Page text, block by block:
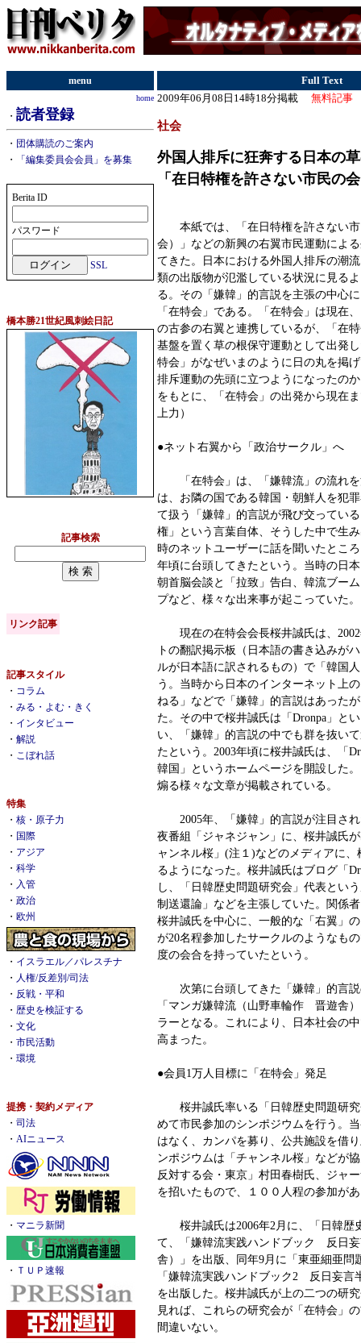
menu
home
・ 読者登録
・ 団体購読のご案内
・
「編集委員会会員」を募集
Berita ID
パスワード
SSL
橋本勝21世紀風刺絵日記
記事検索
リンク記事
記事スタイル
・ コラム
・ みる・よむ・きく
・ インタビュー
・ 解説
・ こぼれ話
特集
・ 核・原子力
・ 国際
・ アジア
・ 科学
・ 入管
・ 政治
・ 欧州
・ イスラエル／パレスチナ
・ 人権/反差別/司法
・ 反戦・平和
・ 歴史を検証する
・ 文化
・ 市民活動
・ 環境
提携・契約メディア
・ 司法
・ AIニュース
・ マニラ新聞
・ ＴＵＰ速報
Full Text
2009年06月08日14時18分掲載 無料記事
社会
外国人排斥に狂奔する日本の
「在日特権を許さない市民の
本紙では、「在日特権を許さない市
会）」などの新興の右翼市民運動によ
てきた。日本における外国人排斥の潮
類の出版物が氾濫している状況に見る
る。その「嫌韓」的言説を主張の中心
「在特会」である。「在特会」は現在
の古参の右翼と連携しているが、「在
基盤を置く草の根保守運動として出発
特会」がなぜいまのように日の丸を掲
排斥運動の先頭に立つようになったの
をもとに、「在特会」の出発から現在
上力）
●ネット右翼から「政治サークル」へ
「在特会」は、「嫌韓流」の流れを
は、お隣の国である韓国・朝鮮人を犯
て扱う「嫌韓」的言説が飛び交ってい
権」という言葉自体、そうした中で生
時のネットユーザーに話を聞いたとこ
年頃に台頭してきたという。当時の日
朝首脳会談と「拉致」告白、韓流ブー
プなど、様々な出来事が起こっていた。
現在の在特会会長桜井誠氏は、2002
トの翻訳掲示板（日本語の書き込みが
ルが日本語に訳されるもの）で「韓国
う。当時から日本のインターネット上
ねる」などで「嫌韓」的言説はあった
た。その中で桜井誠氏は「Dronpa」と
い、「嫌韓」的言説の中でも群を抜い
たという。2003年頃に桜井誠氏は、「
韓国」というホームページを開設した
煽る様々な文章が掲載されている。
2005年、「嫌韓」的言説が注目され
夜番組「ジャネジャン」に、桜井誠氏
ャンネル桜」(注１)などのメディアに
るようになった。桜井誠氏はブログ「
し、「日韓歴史問題研究会」代表とい
制送還論」などを主張していた。関係
桜井誠氏を中心に、一般的な「右翼」
が20名程参加したサークルのようなも
度の会合を持っていたという。
次第に台頭してきた「嫌韓」的言説
「マンガ嫌韓流（山野車輪作 晋遊舎
ラーとなる。これにより、日本社会の
高まった。
●会員1万人目標に「在特会」発足
桜井誠氏率いる「日韓歴史問題研究
めて市民参加のシンポジウムを行う。
はなく、カンパを募り、公共施設を借
ンポジウムは「チャンネル桜」などが
反対する会・東京」村田春樹氏、ジャ
を招いたもので、１００人程の参加が
桜井誠氏は2006年2月に、「日韓歴
て、「嫌韓流実践ハンドブック 反日
舎）」を出版、同年9月に「東亜細亜問
「嫌韓流実践ハンドブック2 反日妄言
を出版した。桜井誠氏が上の二つの研
見れば、これらの研究会が「在特会」
間違いない。